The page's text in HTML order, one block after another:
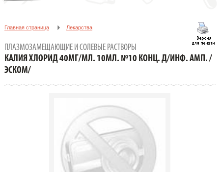
Главная страница Лекарства
КАЛИЯ ХЛОРИД 40МГ/МЛ. 10МЛ. №10 КОНЦ. Д/ИНФ. АМП. /
ПЛАЗМОЗАМЕЩАЮЩИЕ И СОЛЕВЫЕ РАСТВОРЫ
КАЛИЯ ХЛОРИД 40МГ/МЛ. 10МЛ. №10 КОНЦ. Д/ИНФ. АМП. /
ЭСКОМ/